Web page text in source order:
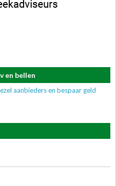
en bellen
aanbieders en bespaar geld